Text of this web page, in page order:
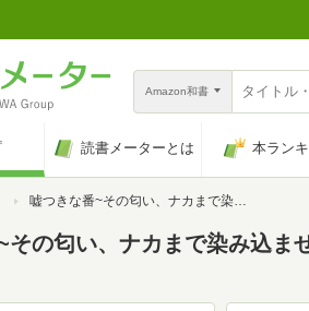
Amazon和書
読書メーターとは 本ラン
嘘つきな番~その匂い、ナカまで染み込ませて (caramelコミックス)
その匂い、ナカまで染み込ま